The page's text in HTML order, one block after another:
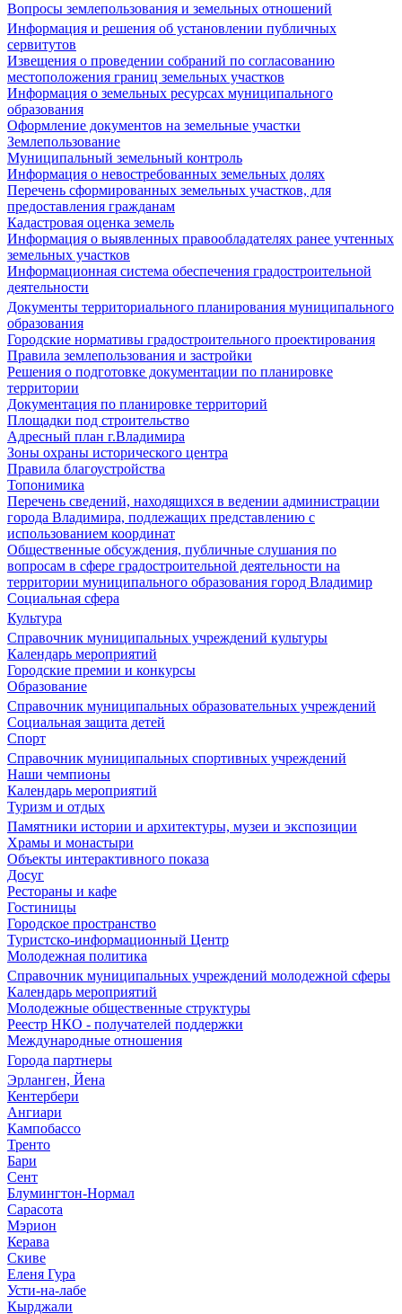
Вопросы землепользования и земельных отношений
Информация и решения об установлении публичных
сервитутов
Извещения о проведении собраний по согласованию
местоположения границ земельных участков
Информация о земельных ресурсах муниципального
образования
Оформление документов на земельные участки
Землепользование
Муниципальный земельный контроль
Информация о невостребованных земельных долях
Перечень сформированных земельных участков, для
предоставления гражданам
Кадастровая оценка земель
Информация о выявленных правообладателях ранее учтенных
земельных участков
Информационная система обеспечения градостроительной
деятельности
Документы территориального планирования муниципального
образования
Городские нормативы градостроительного проектирования
Правила землепользования и застройки
Решения о подготовке документации по планировке
территории
Документация по планировке территорий
Площадки под строительство
Адресный план г.Владимира
Зоны охраны исторического центра
Правила благоустройства
Топонимика
Перечень сведений, находящихся в ведении администрации
города Владимира, подлежащих представлению с
использованием координат
Общественные обсуждения, публичные слушания по
вопросам в сфере градостроительной деятельности на
территории муниципального образования город Владимир
Социальная сфера
Культура
Справочник муниципальных учреждений культуры
Календарь мероприятий
Городские премии и конкурсы
Образование
Справочник муниципальных образовательных учреждений
Социальная защита детей
Спорт
Справочник муниципальных спортивных учреждений
Наши чемпионы
Календарь мероприятий
Туризм и отдых
Памятники истории и архитектуры, музеи и экспозиции
Храмы и монастыри
Объекты интерактивного показа
Досуг
Рестораны и кафе
Гостиницы
Городское пространство
Туристско-информационный Центр
Молодежная политика
Справочник муниципальных учреждений молодежной сферы
Календарь мероприятий
Молодежные общественные структуры
Реестр НКО - получателей поддержки
Международные отношения
Города партнеры
Эрланген, Йена
Кентербери
Ангиари
Кампобассо
Тренто
Бари
Сент
Блумингтон-Нормал
Сарасота
Мэрион
Керава
Скиве
Еленя Гура
Усти-на-лабе
Кырджали